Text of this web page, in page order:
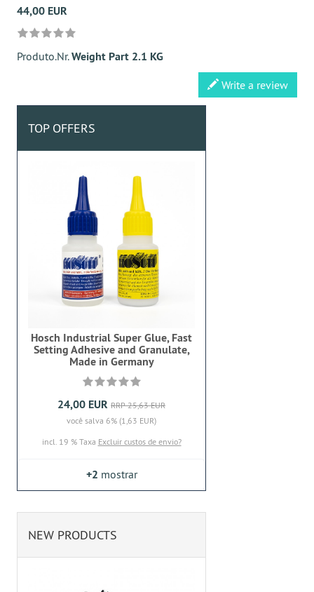
44,00 EUR
Produto.Nr.Weight Part 2.1 KG
Write a review
TOP OFFERS
Hosch Industrial Super Glue, Fast
Setting Adhesive and Granulate,
Made in Germany
24,00 EUR RRP 25,63 EUR
você salva 6% (1,63 EUR)
incl. 19 % Taxa Excluir custos de envio?
+2 mostrar
NEW PRODUCTS